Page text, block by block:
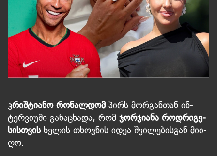
კრიშტიანო რონალდომ პირს მორ­გან­თან ინ­
ტერ­ვი­უ­ში განა­ცხა­და, რომ ჯორ­ჯი­ანა როდ­რი­გე­
სის­თვისხე­ლის თხოვ­ნის იდეა შ­ვი­ლე­ბის­გან მი­ი­
ღო.